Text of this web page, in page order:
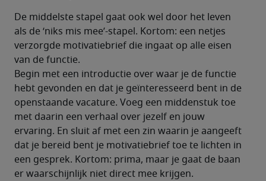
De middelste stapel gaat ook wel door het leven
als de ‘niks mis mee’-stapel. Kortom: een netjes
verzorgde motivatiebrief die ingaat op alle eisen
van de functie.
Begin met een introductie over waar je de functie
hebt gevonden en dat je geïnteresseerd bent in de
openstaande vacature. Voeg een middenstuk toe
met daarin een verhaal over jezelf en jouw
ervaring. En sluit af met een zin waarin je aangeeft
dat je bereid bent je motivatiebrief toe te lichten in
een gesprek. Kortom: prima, maar je gaat de baan
er waarschijnlijk niet direct mee krijgen.